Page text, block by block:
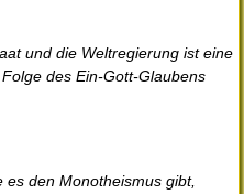
und die Weltregierung ist eine
des Ein-Gott-Glaubens
es den Monotheismus gibt,